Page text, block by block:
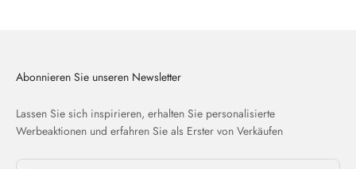
Abonnieren Sie unseren Newsletter
Lassen Sie sich inspirieren, erhalten Sie personalisierte
Werbeaktionen und erfahren Sie als Erster von Verkäufen